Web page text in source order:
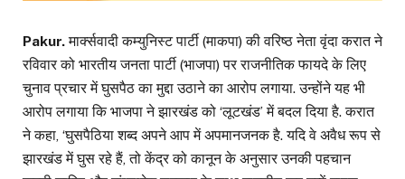
Pakur.मार्क्सवादी कम्युनिस्ट पार्टी (माकपा) की वरिष्ठ नेता वृंदा करात ने
रविवार को भारतीय जनता पार्टी (भाजपा) पर राजनीतिक फायदे के लिए
चुनाव प्रचार में घुसपैठ का मुद्दा उठाने का आरोप लगाया. उन्होंने यह भी
आरोप लगाया कि भाजपा ने झारखंड को ‘लूटखंड’ में बदल दिया है. करात
ने कहा, ‘घुसपैठिया शब्द अपने आप में अपमानजनक है. यदि वे अवैध रूप से
झारखंड में घुस रहे हैं, तो केंद्र को कानून के अनुसार उनकी पहचान